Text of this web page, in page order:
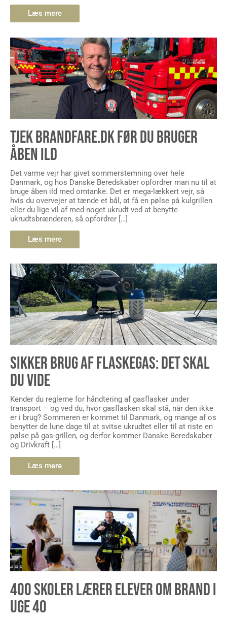
Læs mere
TJEK BRANDFARE.DK FØR DU BRUGER
ÅBEN ILD
Det varme vejr har givet sommerstemning over hele
Danmark, og hos Danske Beredskaber opfordrer man nu til at
bruge åben ild med omtanke. Det er mega-lækkert vejr, så
hvis du overvejer at tænde et bål, at få en pølse på kulgrillen
eller du lige vil af med noget ukrudt ved at benytte
ukrudtsbrænderen, så opfordrer […]
Læs mere
SIKKER BRUG AF FLASKEGAS: DET SKAL
DU VIDE
Kender du reglerne for håndtering af gasflasker under
transport – og ved du, hvor gasflasken skal stå, når den ikke
er i brug? Sommeren er kommet til Danmark, og mange af os
benytter de lune dage til at svitse ukrudtet eller til at riste en
pølse på gas-grillen, og derfor kommer Danske Beredskaber
og Drivkraft […]
Læs mere
400 SKOLER LÆRER ELEVER OM BRAND I
UGE 40